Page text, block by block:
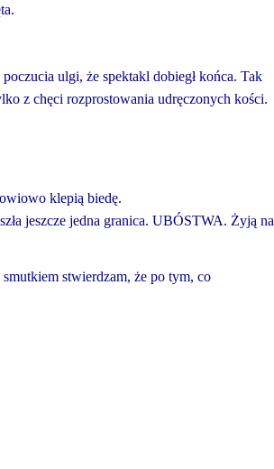
ulgi, że spektakl dobiegł końca. Tak
z chęci rozprostowania udręczonych kości.
klepią biedę.
jeszcze jedna granica. UBÓSTWA. Żyją na
stwierdzam, że po tym, co